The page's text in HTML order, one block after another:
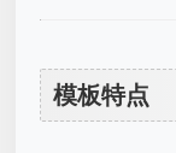
模板特点